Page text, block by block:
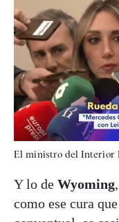
El ministro del Interior
Y lo de Wyoming
como ese cura